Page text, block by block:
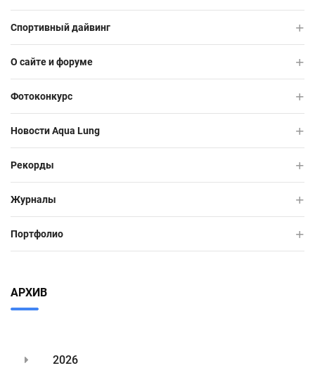
Спортивный дайвинг
О сайте и форуме
Фотоконкурс
Новости Aqua Lung
Рекорды
Журналы
Портфолио
АРХИВ
2026